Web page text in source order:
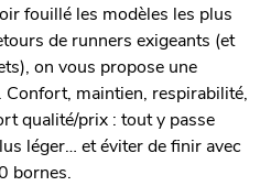
fouillé les modèles les plus
de runners exigeants (et
on vous propose une
maintien, respirabilité,
qualité/prix : tout y passe
léger… et éviter de finir avec
bornes.